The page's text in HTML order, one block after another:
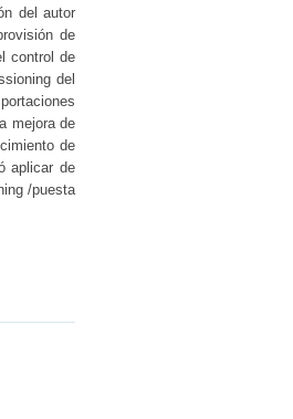
del autor
de
control de
del
mejora de
de
aplicar de
/puesta